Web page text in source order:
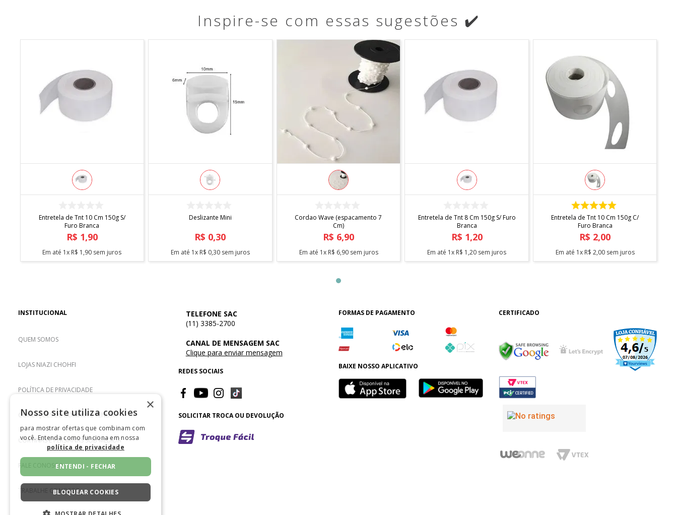
Inspire-se com essas sugestões ✔️
Entretela de Tnt 10 Cm 150g S/
Furo Branca
R$ 1,90
Em até 1x R$ 1 ,90 sem juros
Deslizante Mini
R$ 0,30
Em até 1x R$ 0,30sem juros
Cordao Wave (espacamento 7
Cm)
R$ 6,90
Em até 1x R$ 6,90sem juros
Entretela de Tnt 8 Cm 150g S/ Furo
Branca
R$ 1,20
Em até 1x R$ 1 ,20 sem juros
COMPRAR
Entretela de Tnt 10 Cm 150g C/
Furo Branca
R$ 2,00
Em até 1x R$ 2,00sem juros
INSTITUCIONAL
QUEM SOMOS
LOJAS NIAZI CHOHFI
POLÍTICA DE PRIVACIDADE
CONDIÇÕES DE COMPRA E VENDA
CORTINAS E PERSIANAS SOB MEDIDA
FALE CONOSCO
TRABALHE CONOSCO
TELEFONE SAC
(11) 3385-2700
CANAL DE MENSAGEM SAC
Clique para enviar mensagem
REDES SOCIAIS
SOLICITAR TROCA OU DEVOLUÇÃO
FORMAS DE PAGAMENTO
BAIXE NOSSO APLICATIVO
CERTIFICADO
×
Nosso site utiliza cookies
para mostrar ofertas que combinam com
você. Entenda como funciona em nossa
política de privacidade
ENTENDI - FECHAR
BLOQUEAR COOKIES